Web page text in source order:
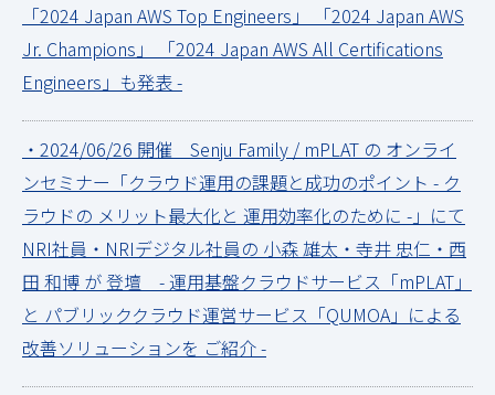
「2024 Japan AWS Top Engineers」 「2024 Japan AWS
Jr. Champions」 「2024 Japan AWS All Certifications
Engineers」も発表 -
・2024/06/26 開催 Senju Family / mPLAT の オンライ
ンセミナー「クラウド運用の課題と成功のポイント - ク
ラウドの メリット最大化と 運用効率化のために -」にて
NRI社員・NRIデジタル社員の 小森 雄太・寺井 忠仁・西
田 和博 が 登壇 - 運用基盤クラウドサービス「mPLAT」
と パブリッククラウド運営サービス「QUMOA」による
改善ソリューションを ご紹介 -